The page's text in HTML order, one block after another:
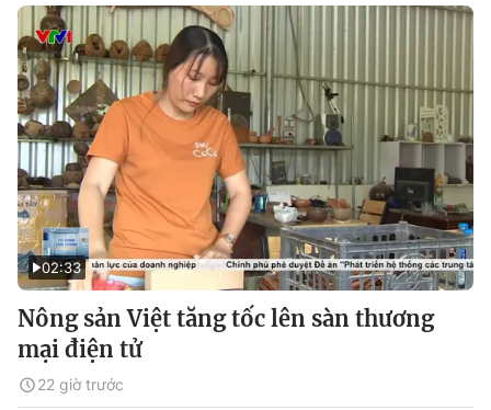
02:33
Nông sản Việt tăng tốc lên sàn thương
mại điện tử
22 giờ trước